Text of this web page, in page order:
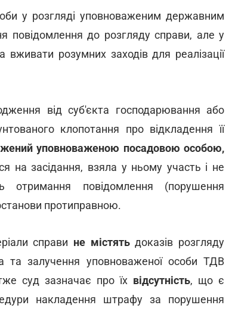
у розгляді уповноваженим державним
повідомлення до розгляду справи, але у
розумних заходів для реалізації
від суб'єкта господарювання або
клопотання про відкладення її
уповноваженою посадовою особою,
на засідання, взяла у ньому участь і не
отримання повідомлення (порушення
протиправною.
справи не містятьдоказів розгляду
та залучення уповноваженої особи ТДВ
суд зазначає про їх відсутність, що є
накладення штрафу за порушення